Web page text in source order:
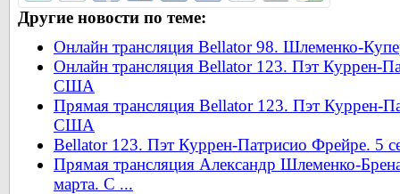
Другие новости по теме:
Онлайн трансляция Bellator 98. Шлеменко-
Онлайн трансляция Bellator 123. Пэт Куррен-
США
Прямая трансляция Bellator 123. Пэт Куррен-
США
Bellator 123. Пэт Куррен-Патрисио Фрейре. 5
Прямая трансляция Александр Шлеменко-
марта. С ...